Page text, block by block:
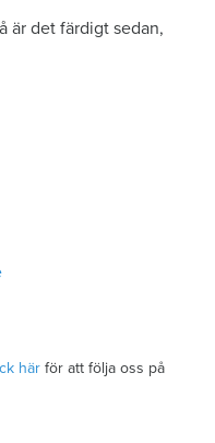
är det färdigt sedan,
här för att följa oss på